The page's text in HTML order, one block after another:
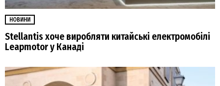
НОВИНИ
Stellantis хоче виробляти китайські електромобілі
Leapmotor у Канаді